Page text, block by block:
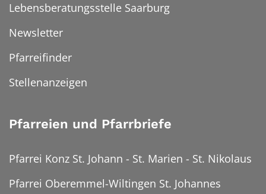
Lebensberatungsstelle Saarburg
Newsletter
Pfarreifinder
Stellenanzeigen
Pfarreien und Pfarrbriefe
Pfarrei Konz St. Johann - St. Marien - St. Nikolaus
Pfarrei Oberemmel-Wiltingen St. Johannes